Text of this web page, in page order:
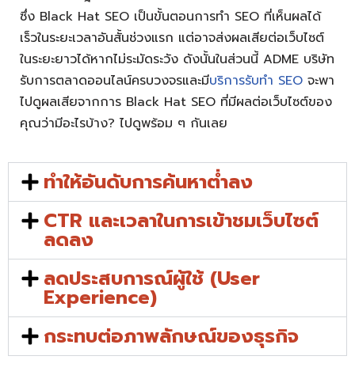
ซึ่ง Black Hat SEO เป็นขั้นตอนการทำ SEO ที่เห็นผลได้
เร็วในระยะเวลาอันสั้นช่วงแรก แต่อาจส่งผลเสียต่อเว็บไซต์
ในระยะยาวได้หากไม่ระมัดระวัง ดังนั้นในส่วนนี้ ADME บริษัท
รับการตลาดออนไลน์ครบวงจรและมีบริการรับทำ SEO จะพา
ไปดูผลเสียจากการ Black Hat SEO ที่มีผลต่อเว็บไซต์ของ
คุณว่ามีอะไรบ้าง? ไปดูพร้อม ๆ กันเลย
ทำให้อันดับการค้นหาต่ำลง
CTR และเวลาในการเข้าชมเว็บไซต์
ลดลง
ลดประสบการณ์ผู้ใช้ (User
Experience)
กระทบต่อภาพลักษณ์ของธุรกิจ